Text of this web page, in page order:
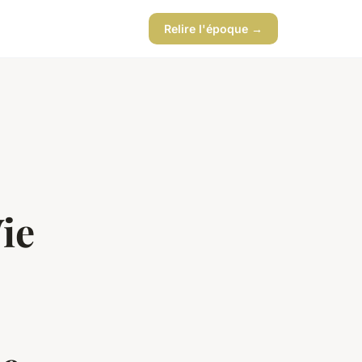
Relire l'époque →